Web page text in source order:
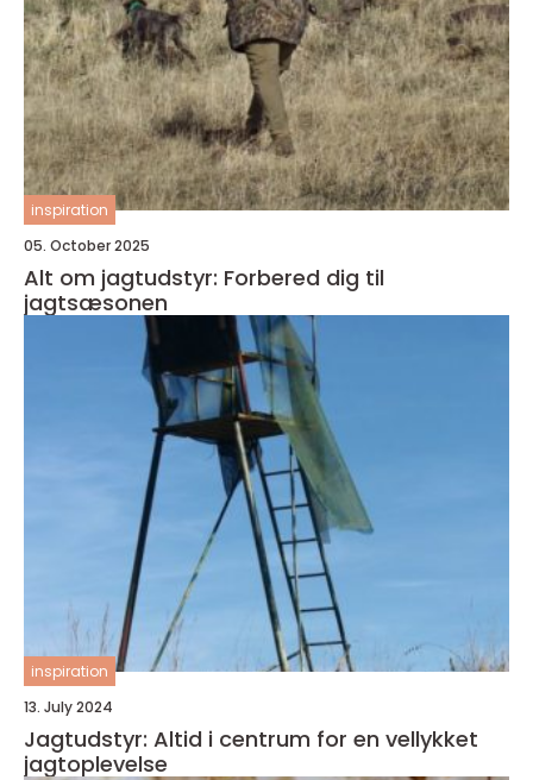
inspiration
05. October 2025
Alt om jagtudstyr: Forbered dig til
jagtsæsonen
inspiration
13. July 2024
Jagtudstyr: Altid i centrum for en vellykket
jagtoplevelse